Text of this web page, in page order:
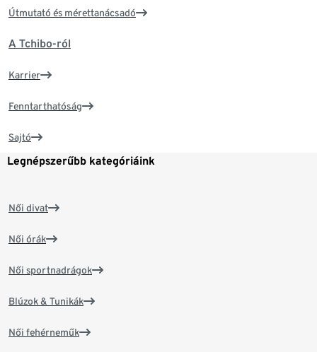
Útmutató és mérettanácsadó
A Tchibo-ról
Karrier
Fenntarthatóság
Sajtó
Legnépszerűbb kategóriáink
Női divat
Női órák
Női sportnadrágok
Blúzok & Tunikák
Női fehérneműk